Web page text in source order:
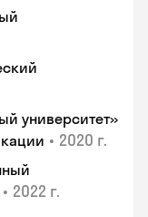
университет»
• 2020 г.
• 2022 г.